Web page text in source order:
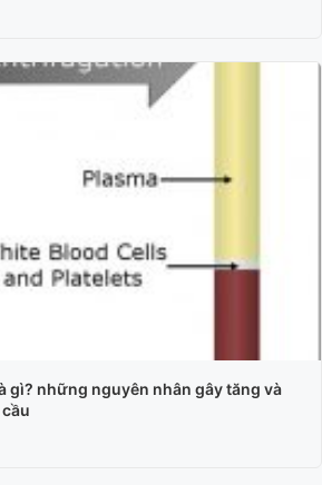
gì? những nguyên nhân gây tăng và